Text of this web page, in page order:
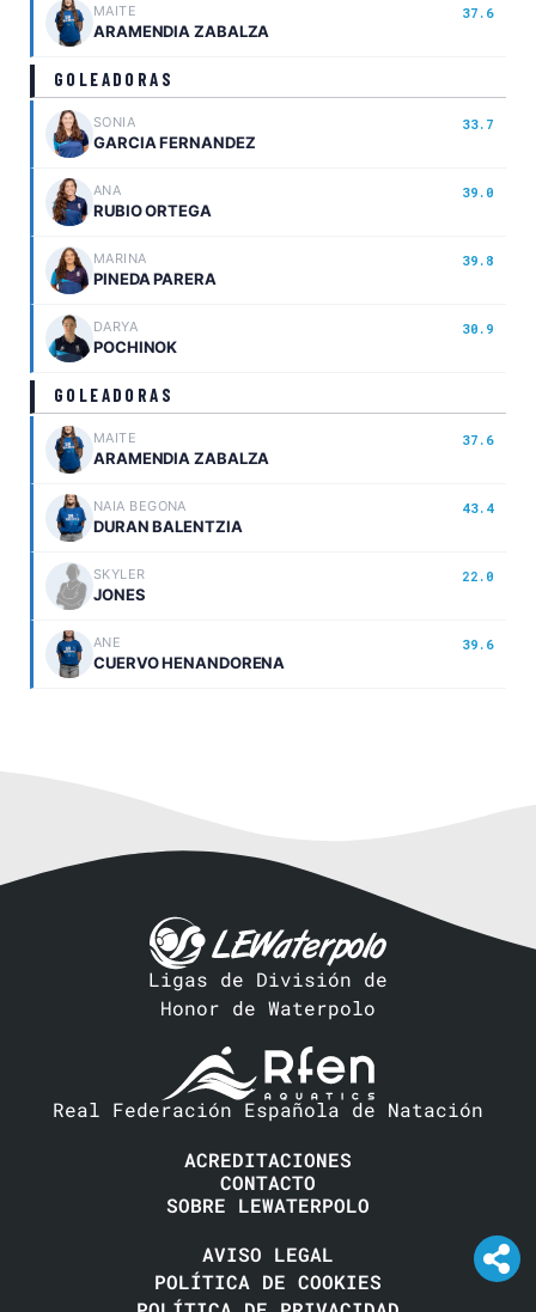
MAITE 37.6
ARAMENDIA ZABALZA
GOLEADORAS
SONIA 33.7
GARCIA FERNANDEZ
ANA 39.0
RUBIO ORTEGA
MARINA 39.8
PINEDA PARERA
DARYA 30.9
POCHINOK
GOLEADORAS
MAITE 37.6
ARAMENDIA ZABALZA
NAIA BEGONA 43.4
DURAN BALENTZIA
SKYLER 22.0
JONES
ANE 39.6
CUERVO HENANDORENA
Ligas de División de
Honor de Waterpolo
Real Federación Española de Natación
ACREDITACIONES
CONTACTO
SOBRE LEWATERPOLO
AVISO LEGAL
POLÍTICA DE COOKIES